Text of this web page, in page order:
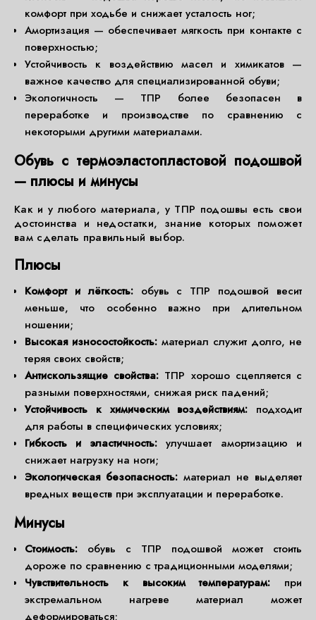
комфорт при ходьбе и снижает усталость ног;
Амортизация — обеспечивает мягкость при контакте с
поверхностью;
Устойчивость к воздействию масел и химикатов —
важное качество для специализированной обуви;
Экологичность — ТПР более безопасен в
переработке и производстве по сравнению с
некоторыми другими материалами.
Обувь с термоэластопластовой подошвой
— плюсы и минусы
Как и у любого материала, у ТПР подошвы есть свои
достоинства и недостатки, знание которых поможет
вам сделать правильный выбор.
Плюсы
Комфорт и лёгкость:обувь с ТПР подошвой весит
меньше, что особенно важно при длительном
ношении;
Высокая износостойкость: материал служит долго, не
теряя своих свойств;
Антискользящие свойства: ТПР хорошо сцепляется с
разными поверхностями, снижая риск падений;
Устойчивость к химическим воздействиям: подходит
для работы в специфических условиях;
Гибкость и эластичность:улучшает амортизацию и
снижает нагрузку на ноги;
Экологическая безопасность: материал не выделяет
вредных веществ при эксплуатации и переработке.
Минусы
Стоимость: обувь с ТПР подошвой может стоить
дороже по сравнению с традиционными моделями;
Чувствительность к высоким температурам: при
экстремальном нагреве материал может
деформироваться;